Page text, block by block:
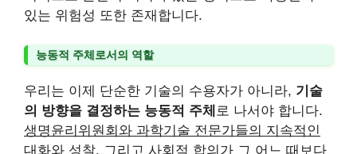
있는 위험성 또한 존재합니다.
능동적 주체로서의 역할
우리는 이제 단순한 기술의 수용자가 아니라, 기술
의 방향을 결정하는 능동적 주체 로 나서야 합니다.
생명윤리위원회와 과학기술 전문가들의 지속적인
대화와 성찰, 그리고 사회적 합의 가 그 어느 때보다